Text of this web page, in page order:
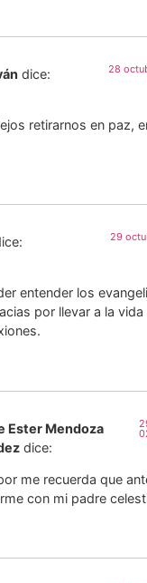
dice: 28
retirarnos en paz,
29
entender los
por llevar a la
Ester Mendoza
dice:
me recuerda que
con mi padre